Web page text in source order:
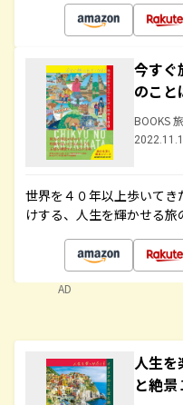
今すぐ
のこと
BOOKS
世界を４０年以上歩いて
けする、人生を輝かせる
AD
人生を
と絶景